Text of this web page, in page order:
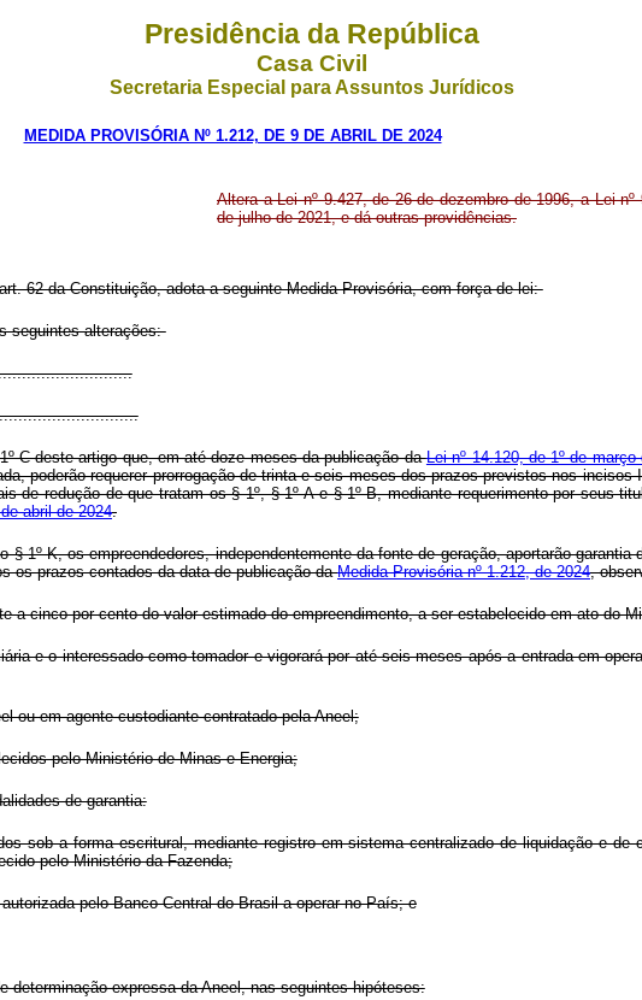
Presidência da República
Casa Civil
Secretaria Especial para Assuntos Jurídicos
MEDIDA PROVISÓRIA Nº 1.212, DE 9 DE ABRIL DE 2024
Altera a Lei nº 9.427, de 26 de dezembro de 1996, a Lei
de julho de 2021, e dá outras providências.
62 da Constituição, adota a seguinte Medida Provisória, com força de lei:
seguintes alterações:
C deste artigo que, em até doze meses da publicação daLei nº 14.120, de 1º de março
poderão requerer prorrogação de trinta e seis meses dos prazos previstos nos
de redução de que tratam os § 1º, § 1º-A e § 1º-B, mediante requerimento por seus
abril de 2024.
1º-K, os empreendedores, independentemente da fonte de geração, aportarão
os prazos contados da data de publicação daMedida Provisória nº 1.212, de 2024,
a cinco por cento do valor estimado do empreendimento, a ser estabelecido em ato do
e o interessado como tomador e vigorará por até seis meses após a entrada em
ou em agente custodiante contratado pela Aneel;
pelo Ministério de Minas e Energia;
de garantia:
sob a forma escritural, mediante registro em sistema centralizado de liquidação e de
pelo Ministério da Fazenda;
pelo Banco Central do Brasil a operar no País; e
determinação expressa da Aneel, nas seguintes hipóteses: